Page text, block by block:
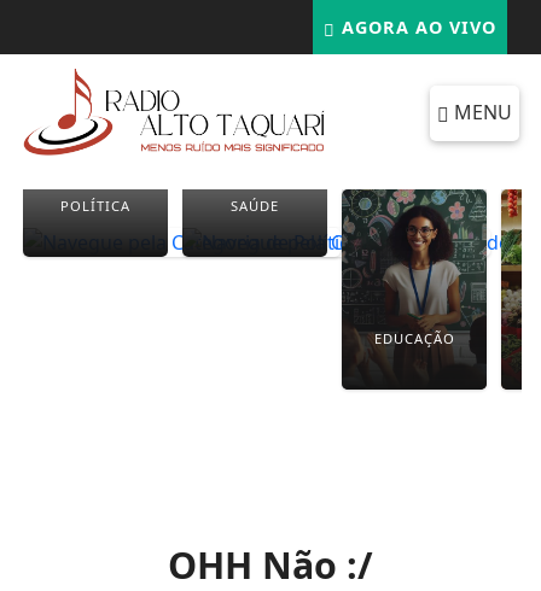
AGORA AO VIVO
MENU
POLÍTICA SAÚDE
EDUCAÇÃO
OHH Não :/